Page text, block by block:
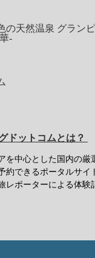
の天然温泉 グランピ
-
ドットコムとは？
を中心とした国内の厳
約できるポータルサイ
レポーターによる体験